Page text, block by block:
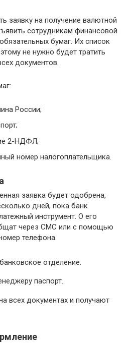
заявку на получение валютной
сотрудникам финансовой
бумаг. Их список
не нужно будет тратить
документов.
России;
2-НДФЛ;
номер налогоплательщика.
заявка будет одобрена,
дней, пока банк
инструмент. О его
через СМС или с помощью
телефона.
отделение.
паспорт.
всех документах и получают